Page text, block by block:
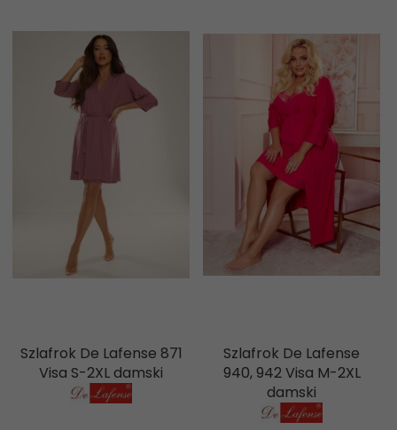
Szlafrok De Lafense 871
Visa S-2XL damski
Szlafrok De Lafense
940, 942 Visa M-2XL
damski